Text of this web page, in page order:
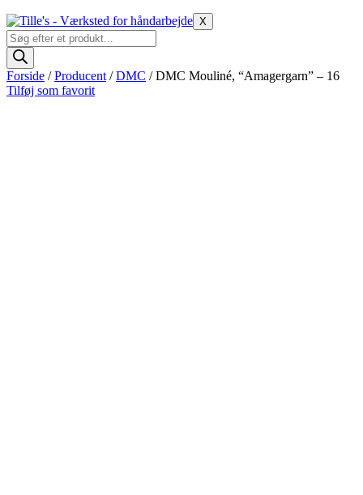
X
Products
search
Forside /Producent /DMC / DMC Mouliné, “Amagergarn” – 16
Tilføj som favorit